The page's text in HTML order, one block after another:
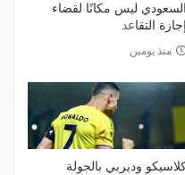
السعودي ليس مكانًا لقضاء
إجازة التقاعد
منذ يومين
وديربي بالجولة